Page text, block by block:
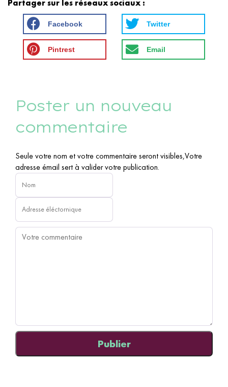
Partager sur les réseaux sociaux :
Facebook Twitter
Pintrest Email
Poster un nouveau
commentaire
Seule votre nom et votre commentaire seront visibles,Votre
adresse émail sert à valider votre publication.